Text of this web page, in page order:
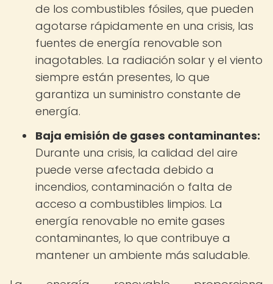
de los combustibles fósiles, que pueden
agotarse rápidamente en una crisis, las
fuentes de energía renovable son
inagotables. La radiación solar y el viento
siempre están presentes, lo que
garantiza un suministro constante de
energía.
Baja emisión de gases contaminantes:
Durante una crisis, la calidad del aire
puede verse afectada debido a
incendios, contaminación o falta de
acceso a combustibles limpios. La
energía renovable no emite gases
contaminantes, lo que contribuye a
mantener un ambiente más saludable.